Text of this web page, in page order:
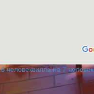
человеквилла на 7 человек